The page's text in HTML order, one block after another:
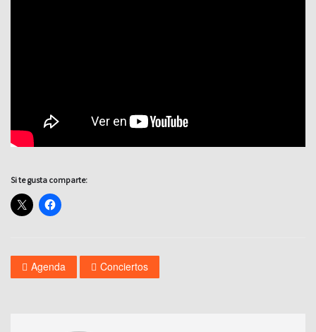
Si te gusta comparte:
Agenda Conciertos